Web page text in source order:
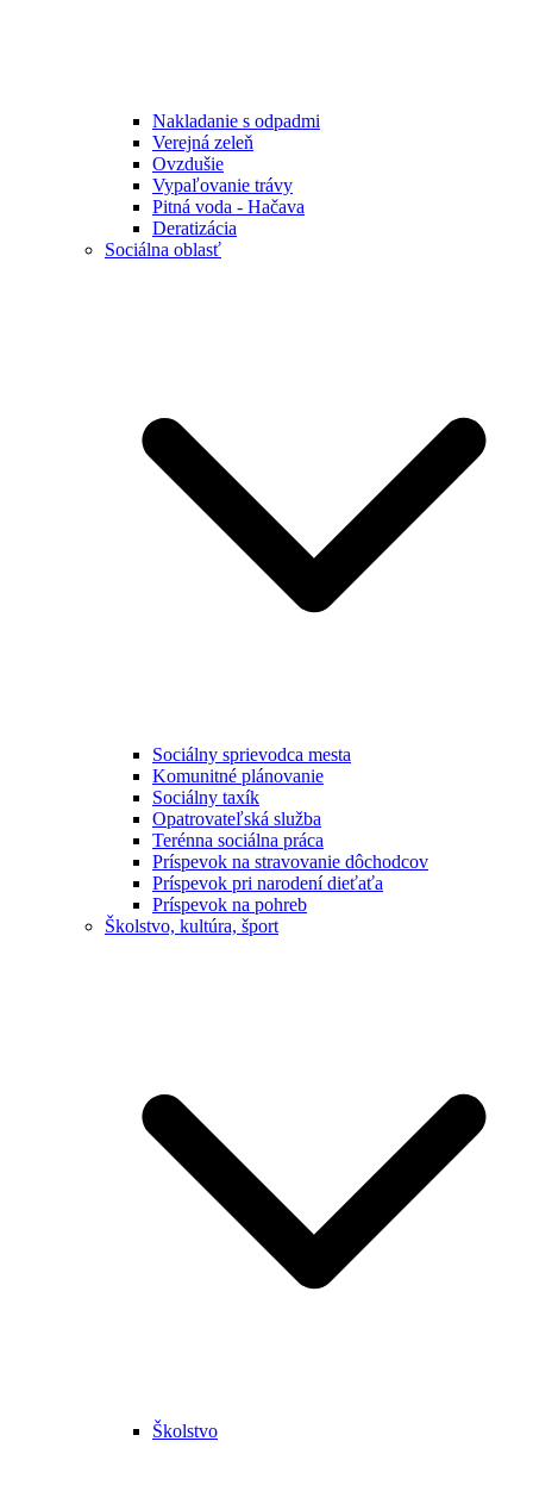
Nakladanie s odpadmi
Verejná zeleň
Ovzdušie
Vypaľovanie trávy
Pitná voda - Hačava
Deratizácia
Sociálna oblasť
Sociálny sprievodca mesta
Komunitné plánovanie
Sociálny taxík
Opatrovateľská služba
Terénna sociálna práca
Príspevok na stravovanie dôchodcov
Príspevok pri narodení dieťaťa
Príspevok na pohreb
Školstvo, kultúra, šport
Školstvo